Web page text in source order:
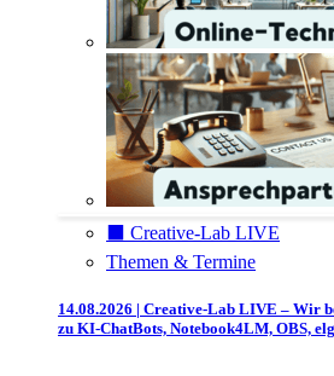
⬛️ Creative-Lab LIVE
Themen & Termine
14.08.2026 | Creative-Lab LIVE – Wir
zu KI-ChatBots, Notebook4LM, OBS,